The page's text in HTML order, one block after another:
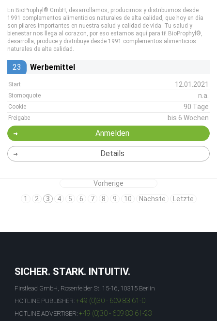
En BioProphyl® GmbH, desarrollamos, producimos y distribuimos desde
1991 complementos alimenticios naturales de alta calidad, que hoy en día
son pilares importantes en nuestra salud y calidad de vida. Tu salud y
bienestar nos llega al corazon, por eso estamos aquí para ti! BioProphyl®,
desarrolla, produce y distribuye desde 1991 complementos alimenticios
naturales de alta calidad.
23 Werbemittel
Start 12.01.2021
Stornoquote n.a.
Cookie 90 Tage
Freigabe bis 6 Wochen
Anmelden
Details
Vorherige
1
2 3 4 5 6 7 8 9 10 Nächste Letzte
SICHER. STARK. INTUITIV.
Firstlead GmbH, Rosenfelder St. 15-16, 10315 Berlin
HOTLINE PUBLISHER: +49 (0)30 - 609 83 61-0
HOTLINE ADVERTISER: +49 (0)30 - 609 83 61-23